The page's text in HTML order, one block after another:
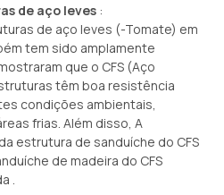
de aço leves :
de aço leves (-Tomate) em
tem sido amplamente
que o CFS (Aço
têm boa resistência
condições ambientais,
frias. Além disso, A
estrutura de sanduíche do CFS
de madeira do CFS
.